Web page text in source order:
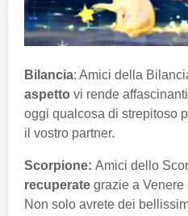
Bilancia: Amici della
aspetto vi rende
oggi qualcosa di strepitoso
il vostro partner.
Scorpione: Amici dello
recuperate grazie a Venere
Non solo avrete dei